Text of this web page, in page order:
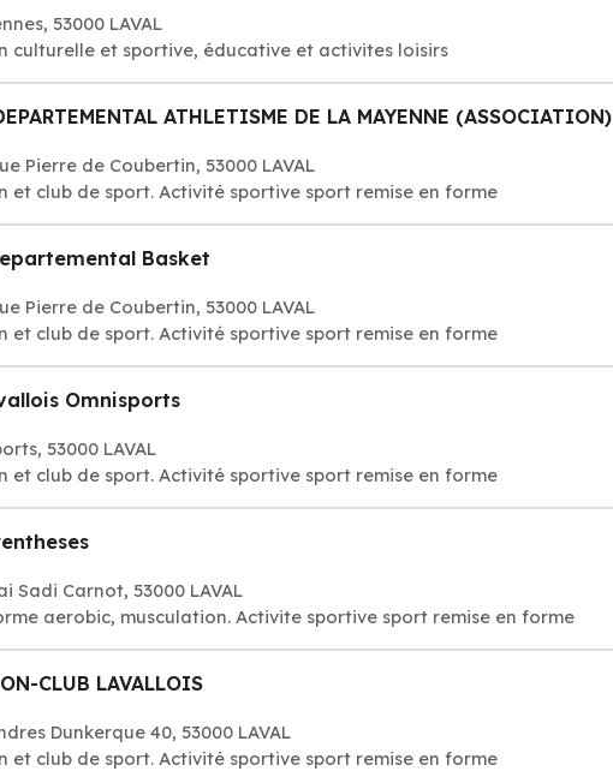
53000 LAVAL
culturelle et sportive, éducative et activites loisirs
ATHLETISME DE LA MAYENNE (ASSOCIATION)
Pierre de Coubertin, 53000 LAVAL
et club de sport. Activité sportive sport remise en forme
Basket
Pierre de Coubertin, 53000 LAVAL
et club de sport. Activité sportive sport remise en forme
Omnisports
53000 LAVAL
et club de sport. Activité sportive sport remise en forme
Sadi Carnot, 53000 LAVAL
aerobic, musculation. Activite sportive sport remise en forme
CLUB LAVALLOIS
Dunkerque 40, 53000 LAVAL
et club de sport. Activité sportive sport remise en forme